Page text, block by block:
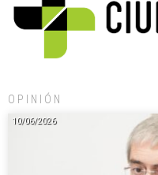
OPINIÓN
10/06/2026